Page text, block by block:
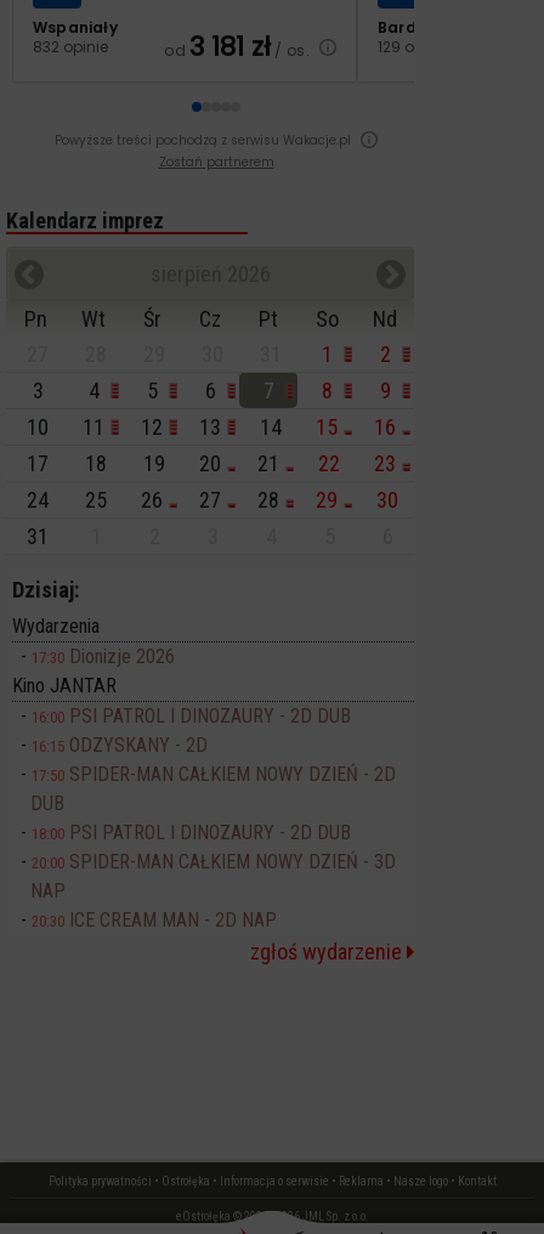
Wspaniały
832 opinie
od 3 181 zł/ os.
Bardzo dobry
129 opinii
Powyższe treści pochodzą z serwisu Wakacje.pl
Zostań partnerem
Kalendarz imprez
Pn
Wt Śr Cz Pt So
Nd
1
2
3
4 5 6 7 8
9
10
11 12 13 14 15
16
17
18 19 20 21 22
23
24
25 26 27 28 29
30
31
Dzisiaj:
Wydarzenia
17:30 Dionizje 2026
Kino JANTAR
16:00 PSI PATROL I DINOZAURY - 2D DUB
16:15 ODZYSKANY - 2D
17:50 SPIDER-MAN CAŁKIEM NOWY DZIEŃ - 2D
DUB
18:00 PSI PATROL I DINOZAURY - 2D DUB
20:00 SPIDER-MAN CAŁKIEM NOWY DZIEŃ - 3D
NAP
20:30 ICE CREAM MAN - 2D NAP
zgłoś wydarzenie
Polityka prywatności • Ostrołęka • Informacja o serwisie • Reklama • Nasze logo• Kontakt
eOstrołęka © 2006 - 2026 JML Sp. z o.o.